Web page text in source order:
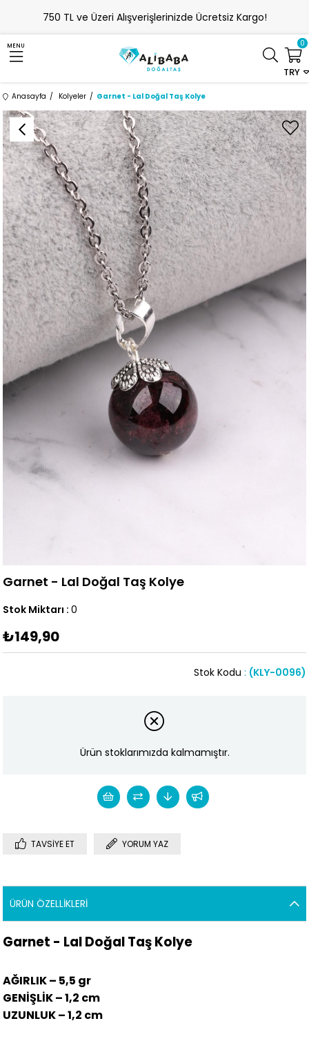
750 TL ve Üzeri Alışverişlerinizde Ücretsiz Kargo!
MENU
TRY
0
Anasayfa Kolyeler Garnet - Lal Doğal Taş Kolye
Garnet - Lal Doğal Taş Kolye
Stok Miktarı : 0
₺149,90
(KLY-0096)
Stok Kodu
Ürün stoklarımızda kalmamıştır.
TAVSIYE ET YORUM YAZ
ÜRÜN ÖZELLIKLERI
Garnet - Lal Doğal Taş Kolye
AĞIRLIK – 5,5 gr
GENİŞLİK – 1,2 cm
UZUNLUK – 1,2 cm